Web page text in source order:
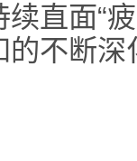
直面“
不断